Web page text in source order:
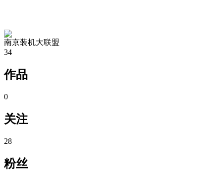
南京装机大联盟
34
作品
0
关注
28
粉丝